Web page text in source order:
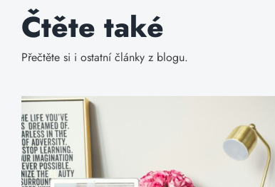
Čtěte také
Přečtěte si i ostatní články z blogu.